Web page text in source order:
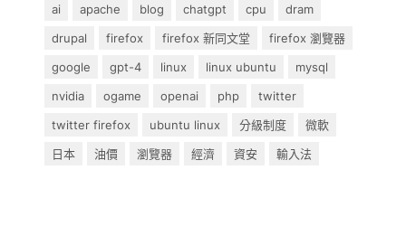
ai apache blog chatgpt cpu
dram
drupal
firefox firefox 新同文堂
firefox 瀏覽器
google
gpt-4 linux linux ubuntu
mysql
nvidia
ogame openai php
twitter
twitter firefox
ubuntu linux 分級制度
微軟
日本
油價 瀏覽器 經濟 資安 輸入法